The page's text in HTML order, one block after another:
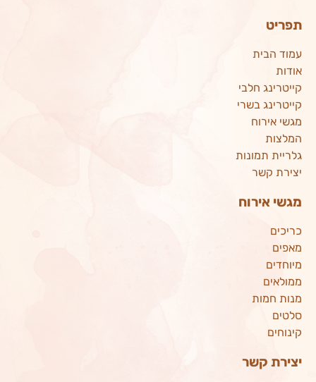
תפריט
עמוד הבית
אודות
קייטרינג חלבי
קייטרינג בשרי
מגשי אירוח
המלצות
גלריית תמונות
יצירת קשר
מגשי אירוח
כריכים
מאפים
מיוחדים
ממולאים
מנות חמות
סלטים
קינוחים
יצירת קשר